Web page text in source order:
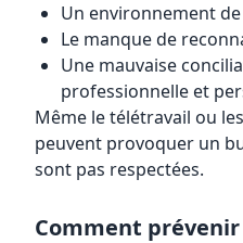
Un environnement
Le manque de
Une mauvaise
professionnelle et
Même le télétravail ou
peuvent provoquer un
sont pas respectées.
Comment